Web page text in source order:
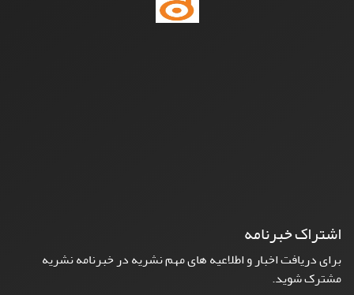
اشتراک خبرنامه
برای دریافت اخبار و اطلاعیه های مهم نشریه در خبرنامه نشریه
مشترک شوید.